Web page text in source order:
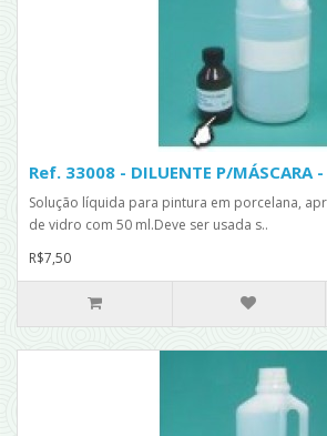
Ref. 33008 - DILUENTE P/MÁSCARA
Solução líquida para pintura em porcelana,
de vidro com 50 ml.Deve ser usada s..
R$7,50